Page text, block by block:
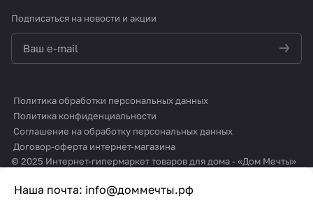
Наша почта: info@доммечты.рф
Подписаться на новости и акции
Политика обработки персональных данных
Политика конфиденциальности
Соглашение на обработку персональных данных
Договор-оферта интернет-магазина
© 2025 Интернет-гипермаркет товаров для дома - «Дом Мечты»